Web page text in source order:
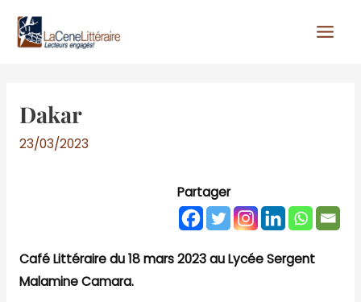
Dakar
23/03/2023
Partager
Café Littéraire du 18 mars 2023 au Lycée Sergent
Malamine Camara.